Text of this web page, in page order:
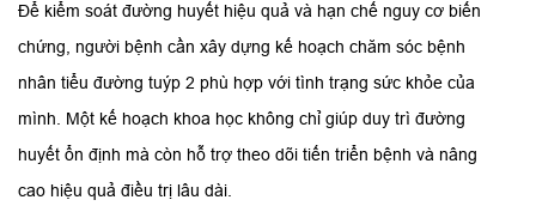
Để kiểm soát đường huyết hiệu quả và hạn chế nguy cơ biến
chứng, người bệnh cần xây dựng kế hoạch chăm sóc bệnh
nhân tiểu đường tuýp 2 phù hợp với tình trạng sức khỏe của
mình. Một kế hoạch khoa học không chỉ giúp duy trì đường
huyết ổn định mà còn hỗ trợ theo dõi tiến triển bệnh và nâng
cao hiệu quả điều trị lâu dài.